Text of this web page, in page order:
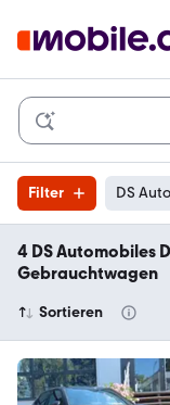
Filter DS
4 DS Automobiles
Gebrauchtwagen
Sortieren